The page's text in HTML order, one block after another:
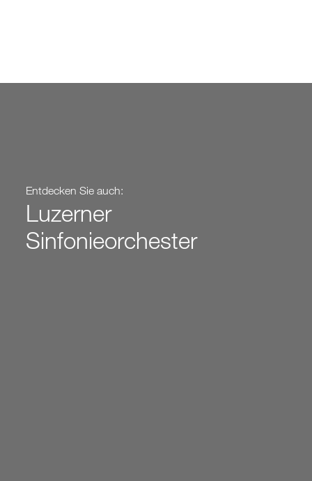
Entdecken Sie auch:
Luzerner
Sinfonieorchester